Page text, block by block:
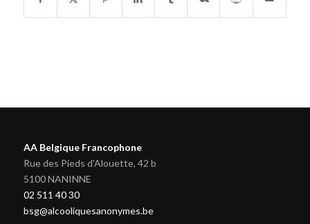
AA Belgique Francophone
Rue des Pieds d'Alouette, 42 b
5100 NANINNE
02 511 40 30
bsg@alcooliquesanonymes.be